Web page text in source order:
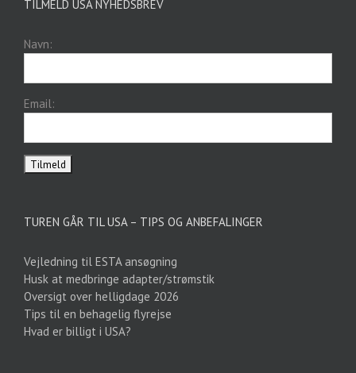
TILMELD USA NYHEDSBREV
Navn:
Email:
TUREN GÅR TIL USA – TIPS OG ANBEFALINGER
Vejledning til ESTA ansøgning
Husk at medbringe adapter/strømstik
Oversigt over helligdage 2026
Tips til en behagelig flyrejse
Hvad er billigt i USA?